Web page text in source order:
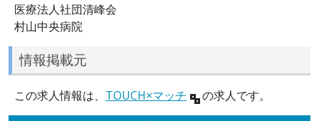
医療法人社団清峰会
村山中央病院
情報掲載元
この求人情報は、 TOUCH×マッチ の求人です。